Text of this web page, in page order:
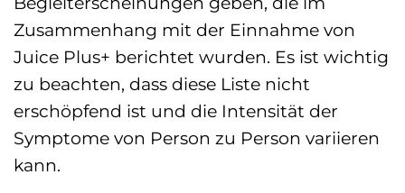
Zusammenhang mit der Einnahme von
Juice Plus+ berichtet wurden. Es ist wichtig
zu beachten, dass diese Liste nicht
erschöpfend ist und die Intensität der
Symptome von Person zu Person variieren
kann.